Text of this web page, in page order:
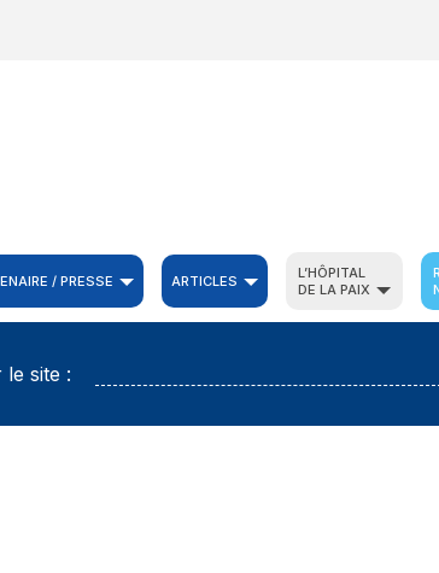
/ PRESSE ARTICLES
L’HÔPITAL
DE LA PAIX
site :